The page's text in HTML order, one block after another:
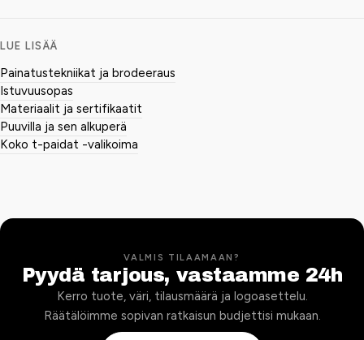
LUE LISÄÄ
Painatustekniikat ja brodeeraus
Istuvuusopas
Materiaalit ja sertifikaatit
Puuvilla ja sen alkuperä
Koko t-paidat -valikoima
VALMIS TILAAMAAN?
Pyydä tarjous, vastaamme 24h
Kerro tuote, väri, tilausmäärä ja logoasettelu.
Räätälöimme sopivan ratkaisun budjettisi mukaan.